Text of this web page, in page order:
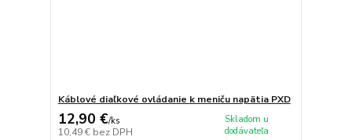
Káblové diaľkové ovládanie k meniču napätia PXD
12,90 €/ks
10,49 € bez DPH
Skladom u
dodávateľa